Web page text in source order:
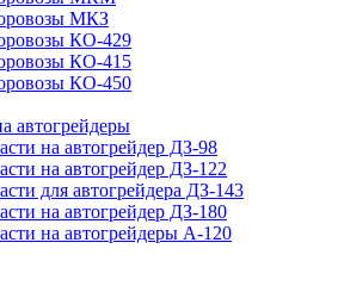
МКЗ
КО-429
КО-415
КО-450
автогрейдеры
на автогрейдер ДЗ-98
на автогрейдер ДЗ-122
для автогрейдера ДЗ-143
на автогрейдер ДЗ-180
на автогрейдеры А-120